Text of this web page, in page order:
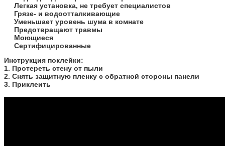
Легкая установка, не требует специалистов
Грязе- и водоотталкивающие
Уменьшает уровень шума в комнате
Предотвращают травмы
Моющиеся
Сертифицированные
​Инструкция поклейки:
1. Протереть стену от пыли
2. Снять защитную пленку с обратной стороны панели
3. Приклеить